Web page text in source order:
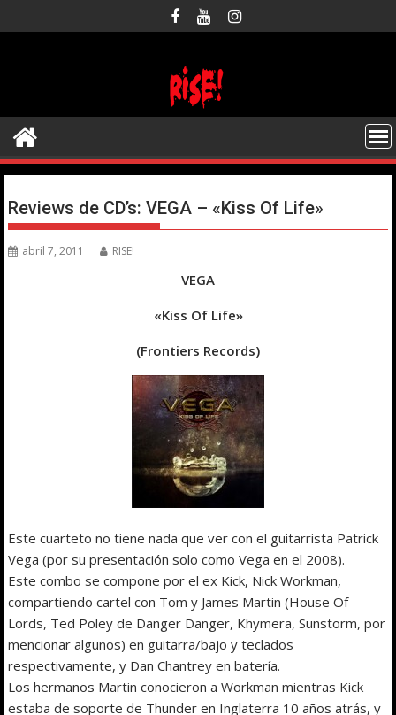
al
Reviews de CD’s: VEGA – «Kiss Of Life»
abril 7, 2011 RISE!
VEGA
«Kiss Of Life»
(Frontiers Records)
Este cuarteto no tiene nada que ver con el guitarrista Patrick
Vega (por su presentación solo como Vega en el 2008).
Este combo se compone por el ex Kick, Nick Workman,
compartiendo cartel con Tom y James Martin (House Of
Lords, Ted Poley de Danger Danger, Khymera, Sunstorm, por
mencionar algunos) en guitarra/bajo y teclados
respectivamente, y Dan Chantrey en batería.
Los hermanos Martin conocieron a Workman mientras Kick
estaba de soporte de Thunder en Inglaterra 10 años atrás, y